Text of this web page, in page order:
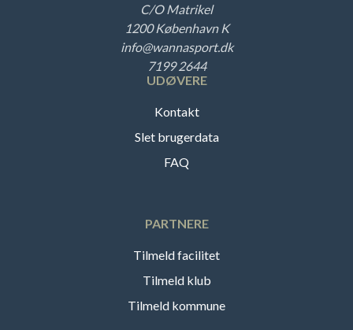
C/O Matrikel
1200 København K
info@wannasport.dk
7199 2644
UDØVERE
Kontakt
Slet brugerdata
FAQ
PARTNERE
Tilmeld facilitet
Tilmeld klub
Tilmeld kommune